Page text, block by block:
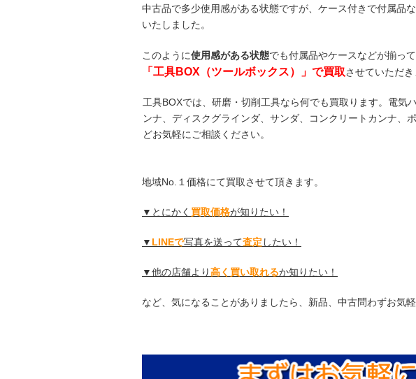
中古品で多少使用感がある状態ですが、ケース付きで付属品な
いたしました。
このように使用感がある状態でも付属品やケースなどが揃っ
「工具BOX（ツールボックス）」で買取させていただき
工具BOXでは、研磨・切削工具なら何でも買取ります。電気
ンナ、ディスクグラインダ、サンダ、コンクリートカンナ、
どお気軽にご相談ください。
地域No.１価格にて買取させて頂きます。
▼とにかく 買取価格が知りたい！
▼ LINEで写真を送って査定 したい！
▼他の店舗より高く買い取れるか知りたい！
など、気になることがありましたら、新品、中古問わずお気軽